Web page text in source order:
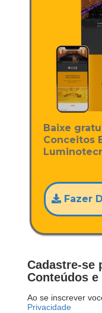
Baixe
Conceitos
Fazer
Cadastre-se
Conteúdos e
Ao se inscrever
Privacidade